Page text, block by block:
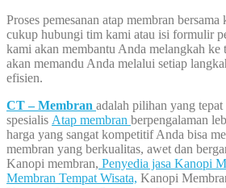
Proses pemesanan atap membran
cukup hubungi tim kami atau isi formulir
kami akan membantu Anda melangkah ke
akan memandu Anda melalui setiap
efisien.
CT – Membran adalah pilihan yang
spesialis Atap membran berpengalaman
harga yang sangat kompetitif Anda bisa
membran yang berkualitas, awet dan
Kanopi membran, Penyedia jasa Kanopi
Membran Tempat Wisata, Kanopi